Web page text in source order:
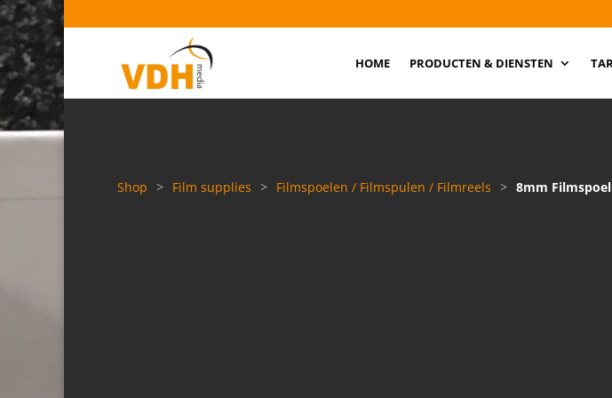
HOME PRODUCTEN & DIENSTEN
Shop > Film supplies > Filmspoelen / Filmspulen / Filmreels > 8mm